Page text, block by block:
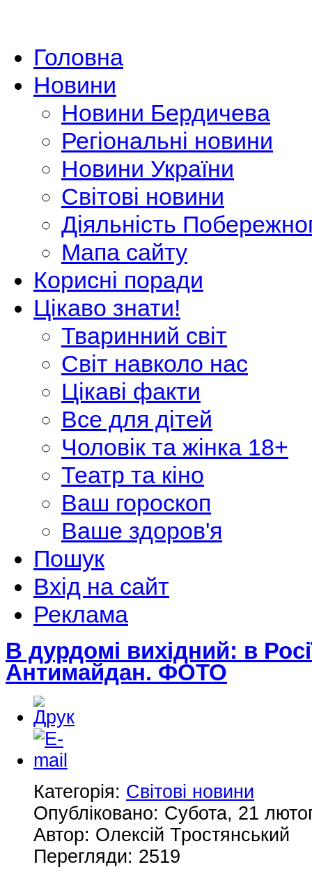
Головна
Новини
Новини Бердичева
Регіональні новини
Новини України
Світові новини
Діяльність
Мапа сайту
Корисні поради
Цікаво знати!
Тваринний світ
Світ навколо нас
Цікаві факти
Все для дітей
Чоловік та жінка 18+
Театр та кіно
Ваш гороскоп
Ваше здоров'я
Пошук
Вхід на сайт
Реклама
В дурдомі вихідний: в
Антимайдан. ФОТО
Категорія: Світові новини
Опубліковано: Субота, 21
Автор: Олексій Тростянський
Перегляди: 2519